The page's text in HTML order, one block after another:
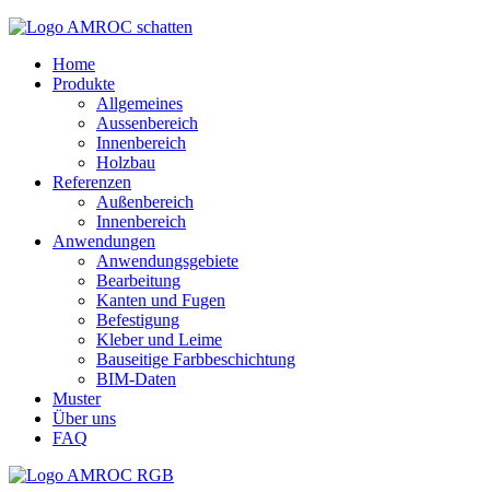
Home
Produkte
Allgemeines
Aussenbereich
Innenbereich
Holzbau
Referenzen
Außenbereich
Innenbereich
Anwendungen
Anwendungsgebiete
Bearbeitung
Kanten und Fugen
Befestigung
Kleber und Leime
Bauseitige Farbbeschichtung
BIM-Daten
Muster
Über uns
FAQ